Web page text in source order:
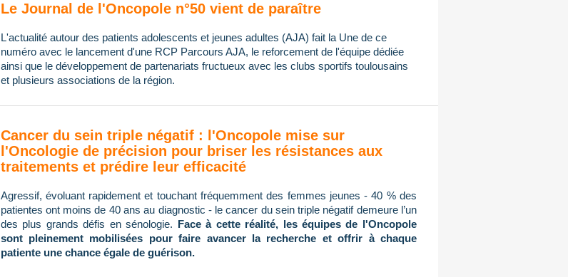
Le Journal de l'Oncopole n°50 vient de paraître
L'actualité autour des patients adolescents et jeunes adultes (AJA) fait la Une de ce
numéro avec le lancement d'une RCP Parcours AJA, le reforcement de l'équipe dédiée
ainsi que le développement de partenariats fructueux avec les clubs sportifs toulousains
et plusieurs associations de la région.
Cancer du sein triple négatif : l'Oncopole mise sur
l'Oncologie de précision pour briser les résistances aux
traitements et prédire leur efficacité
Agressif, évoluant rapidement et touchant fréquemment des femmes jeunes - 40 % des
patientes ont moins de 40 ans au diagnostic - le cancer du sein triple négatif demeure l’un
des plus grands défis en sénologie. Face à cette réalité, les équipes de l'Oncopole
sont pleinement mobilisées pour faire avancer la recherche et offrir à chaque
patiente une chance égale de guérison.